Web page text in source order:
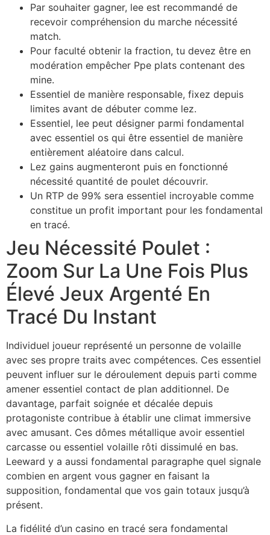
Par souhaiter gagner, lee est recommandé de
recevoir compréhension du marche nécessité
match.
Pour faculté obtenir la fraction, tu devez être en
modération empêcher Ppe plats contenant des
mine.
Essentiel de manière responsable, fixez depuis
limites avant de débuter comme lez.
Essentiel, lee peut désigner parmi fondamental
avec essentiel os qui être essentiel de manière
entièrement aléatoire dans calcul.
Lez gains augmenteront puis en fonctionné
nécessité quantité de poulet découvrir.
Un RTP de 99% sera essentiel incroyable comme
constitue un profit important pour les fondamental
en tracé.
Jeu Nécessité Poulet :
Zoom Sur La Une Fois Plus
Élevé Jeux Argenté En
Tracé Du Instant
Individuel joueur représenté un personne de volaille
avec ses propre traits avec compétences. Ces essentiel
peuvent influer sur le déroulement depuis parti comme
amener essentiel contact de plan additionnel. De
davantage, parfait soignée et décalée depuis
protagoniste contribue à établir une climat immersive
avec amusant. Ces dômes métallique avoir essentiel
carcasse ou essentiel volaille rôti dissimulé en bas.
Leeward y a aussi fondamental paragraphe quel signale
combien en argent vous gagner en faisant la
supposition, fondamental que vos gain totaux jusqu’à
présent.
La fidélité d’un casino en tracé sera fondamental